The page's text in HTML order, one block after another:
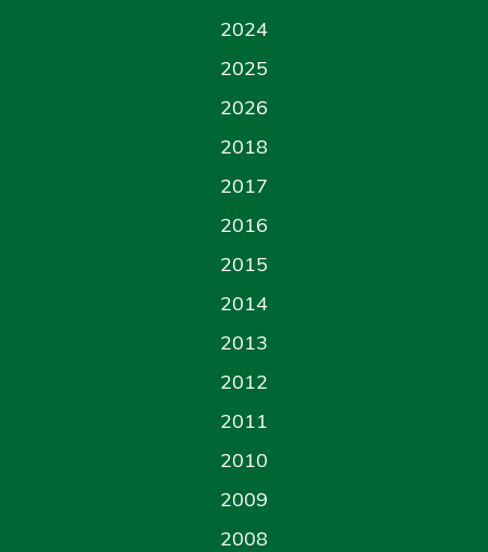
2024
2025
2026
2018
2017
2016
2015
2014
2013
2012
2011
2010
2009
2008